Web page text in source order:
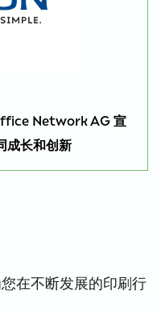
Network AG 宣
成长和创新
在不断发展的印刷行